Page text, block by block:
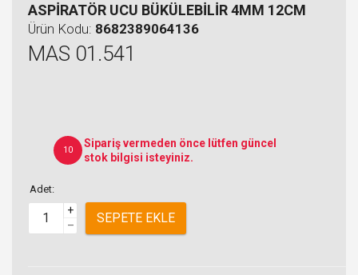
ASPİRATÖR UCU BÜKÜLEBİLİR 4MM 12CM
Ürün Kodu: 8682389064136
MAS 01.541
10
Sipariş vermeden önce lütfen güncel
stok bilgisi isteyiniz.
Adet:
+
–
SEPETE EKLE